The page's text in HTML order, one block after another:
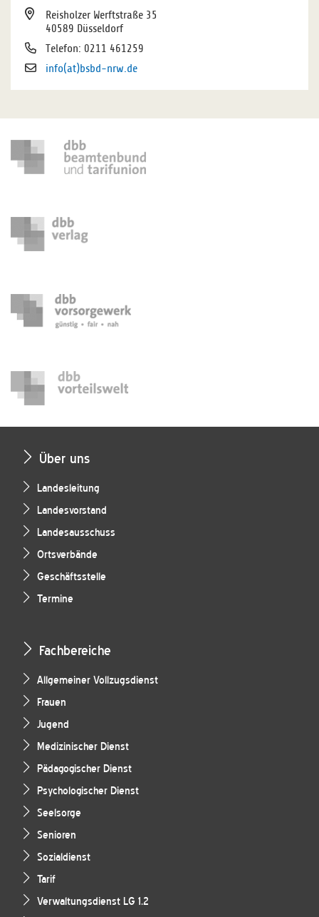
Reisholzer Werftstraße 35
40589 Düsseldorf
Telefon: 0211 461259
info(at)bsbd-nrw.de
Über uns
Landesleitung
Landesvorstand
Landesausschuss
Ortsverbände
Geschäftsstelle
Termine
Fachbereiche
Allgemeiner Vollzugsdienst
Frauen
Jugend
Medizinischer Dienst
Pädagogischer Dienst
Psychologischer Dienst
Seelsorge
Senioren
Sozialdienst
Tarif
Verwaltungsdienst LG 1.2